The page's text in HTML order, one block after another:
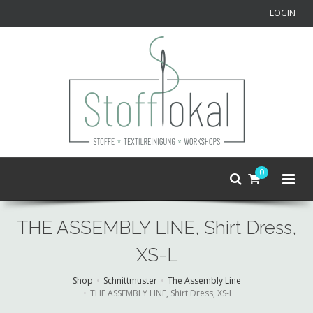
LOGIN
0
THE ASSEMBLY LINE, Shirt Dress,
XS-L
Shop Schnittmuster
The Assembly Line
THE ASSEMBLY LINE, Shirt Dress, XS-L